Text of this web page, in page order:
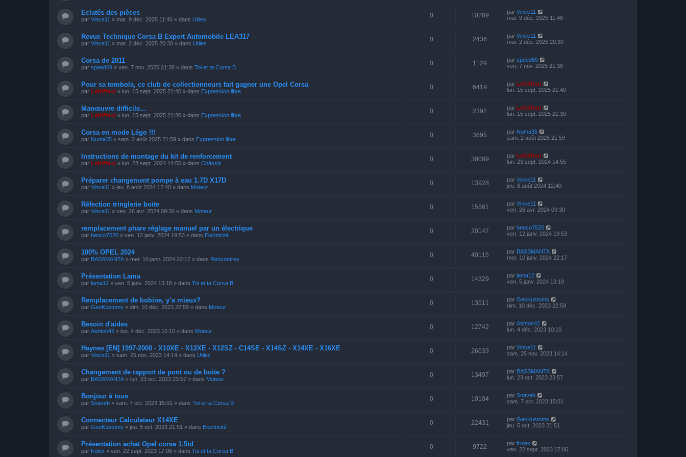
Eclatés des pièces
par Vince11 » mar. 9 déc. 2025 11:46 » dans Utiles
0 10289 par Vince11
mar. 9 déc. 2025 11:46
Revue Technique Corsa B Expert Automobile LEA317
par Vince11 » mar. 2 déc. 2025 20:30 » dans Utiles
0 2436 par Vince11
mar. 2 déc. 2025 20:30
Corsa de 2011
par speed69 » ven. 7 nov. 2025 21:38 » dans Toi et ta Corsa B
0 1129 par speed69
ven. 7 nov. 2025 21:38
Pour sa tombola, ce club de collectionneurs fait gagner une Opel Corsa
par LeKiffeur » lun. 15 sept. 2025 21:40 » dans Expression libre
0 6419 par LeKiffeur
lun. 15 sept. 2025 21:40
Manœuvre difficile...
par LeKiffeur » lun. 15 sept. 2025 21:30 » dans Expression libre
0 2392 par LeKiffeur
lun. 15 sept. 2025 21:30
Corsa en mode Légo !!!
par Numa35 » sam. 2 août 2025 21:59 » dans Expression libre
0 3695 par Numa35
sam. 2 août 2025 21:59
Instructions de montage du kit de renforcement
par LeKiffeur » lun. 23 sept. 2024 14:55 » dans Châssis
0 38089 par LeKiffeur
lun. 23 sept. 2024 14:55
Préparer changement pompe à eau 1.7D X17D
par Vince11 » jeu. 8 août 2024 12:40 » dans Moteur
0 13928 par Vince11
jeu. 8 août 2024 12:40
Réfection tringlerie boite
par Vince11 » ven. 26 avr. 2024 09:30 » dans Moteur
0 15561 par Vince11
ven. 26 avr. 2024 09:30
remplacement phare réglage manuel par un électrique
par benco7520 » ven. 12 janv. 2024 19:53 » dans Electricité
0 20147 par benco7520
ven. 12 janv. 2024 19:53
100% OPEL 2024
par BASSMANTA » mer. 10 janv. 2024 22:17 » dans Rencontres
0 40115 par BASSMANTA
mer. 10 janv. 2024 22:17
Présentation Lama
par lama12 » ven. 5 janv. 2024 13:18 » dans Toi et ta Corsa B
0 14329 par lama12
ven. 5 janv. 2024 13:18
Remplacement de bobine, y’a mieux?
par GeoKustoms » dim. 10 déc. 2023 22:59 » dans Moteur
0 13511 par GeoKustoms
dim. 10 déc. 2023 22:59
Besoin d'aides
par Ashton42 » lun. 4 déc. 2023 10:10 » dans Moteur
0 12742 par Ashton42
lun. 4 déc. 2023 10:10
Haynes [EN] 1997-2000 - X10XE - X12XE - X12SZ - C14SE - X14SZ - X14XE - X16XE
par Vince11 » sam. 25 nov. 2023 14:14 » dans Utiles
0 26033 par Vince11
sam. 25 nov. 2023 14:14
Changement de rapport de pont ou de boite ?
par BASSMANTA » lun. 23 oct. 2023 23:57 » dans Moteur
0 13497 par BASSMANTA
lun. 23 oct. 2023 23:57
Bonjour à tous
par Snaveb » sam. 7 oct. 2023 15:01 » dans Toi et ta Corsa B
0 10104 par Snaveb
sam. 7 oct. 2023 15:01
Connecteur Calculateur X14XE
par GeoKustoms » jeu. 5 oct. 2023 21:51 » dans Electricité
0 22431 par GeoKustoms
jeu. 5 oct. 2023 21:51
Présentation achat Opel corsa 1.5td
par frolex » ven. 22 sept. 2023 17:06 » dans Toi et ta Corsa B
0 9722 par frolex
ven. 22 sept. 2023 17:06